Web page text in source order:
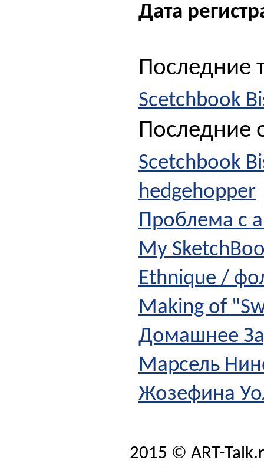
Дата
Последние
Scetchbook
Последние
Scetchbook
hedgehopper
Проблема с
My
Ethnique /
Making of
Домашнее
Марсель
Жозефина
2015 © ART-